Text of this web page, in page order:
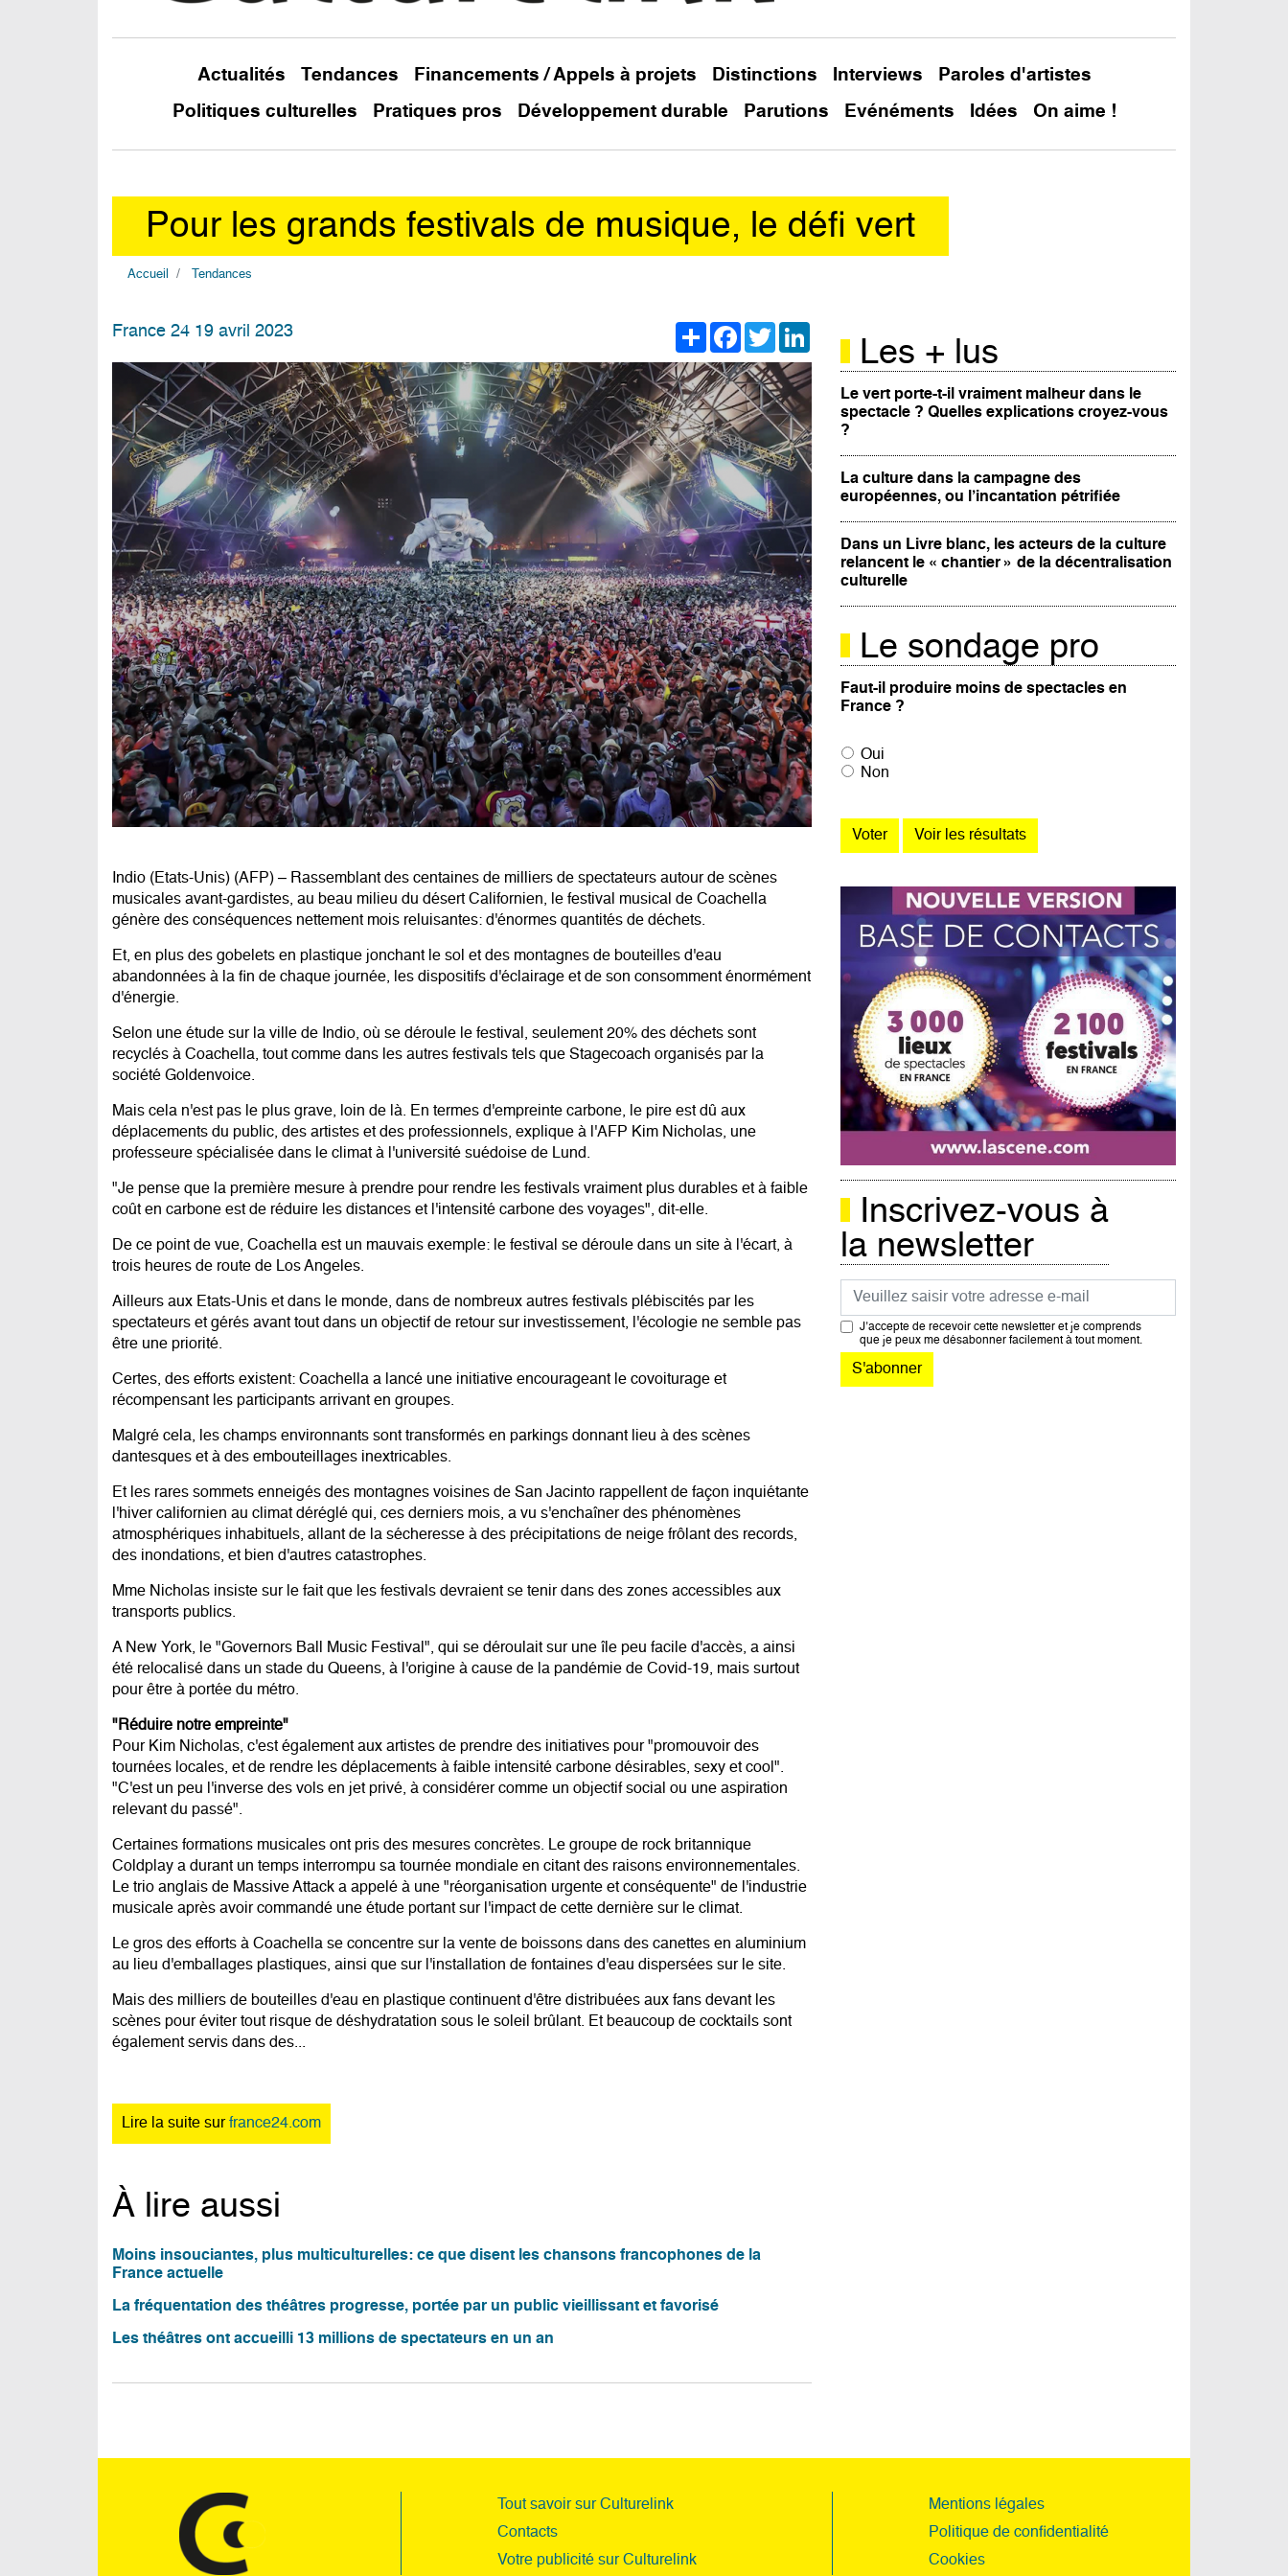
Actualités Tendances Financements / Appels à projets Distinctions Interviews
Paroles d'artistes
Politiques culturelles
Pratiques pros Développement durable Parutions Evénéments Idées On aime !
Pour les grands festivals de musique, le défi vert
Accueil Tendances
ShareFacebook
Twitter
France 24 19 avril 2023
Indio (Etats-Unis) (AFP) – Rassemblant des centaines de milliers de spectateurs autour de scènes
musicales avant-gardistes, au beau milieu du désert Californien, le festival musical de Coachella
génère des conséquences nettement mois reluisantes: d'énormes quantités de déchets.
Et, en plus des gobelets en plastique jonchant le sol et des montagnes de bouteilles d'eau
abandonnées à la fin de chaque journée, les dispositifs d'éclairage et de son consomment énormément
d'énergie.
Selon une étude sur la ville de Indio, où se déroule le festival, seulement 20% des déchets sont
recyclés à Coachella, tout comme dans les autres festivals tels que Stagecoach organisés par la
société Goldenvoice.
Mais cela n'est pas le plus grave, loin de là. En termes d'empreinte carbone, le pire est dû aux
déplacements du public, des artistes et des professionnels, explique à l'AFP Kim Nicholas, une
professeure spécialisée dans le climat à l'université suédoise de Lund.
"Je pense que la première mesure à prendre pour rendre les festivals vraiment plus durables et à faible
coût en carbone est de réduire les distances et l'intensité carbone des voyages", dit-elle.
De ce point de vue, Coachella est un mauvais exemple: le festival se déroule dans un site à l'écart, à
trois heures de route de Los Angeles.
Ailleurs aux Etats-Unis et dans le monde, dans de nombreux autres festivals plébiscités par les
spectateurs et gérés avant tout dans un objectif de retour sur investissement, l'écologie ne semble pas
être une priorité.
Certes, des efforts existent: Coachella a lancé une initiative encourageant le covoiturage et
récompensant les participants arrivant en groupes.
Malgré cela, les champs environnants sont transformés en parkings donnant lieu à des scènes
dantesques et à des embouteillages inextricables.
Et les rares sommets enneigés des montagnes voisines de San Jacinto rappellent de façon inquiétante
l'hiver californien au climat déréglé qui, ces derniers mois, a vu s'enchaîner des phénomènes
atmosphériques inhabituels, allant de la sécheresse à des précipitations de neige frôlant des records,
des inondations, et bien d'autres catastrophes.
Mme Nicholas insiste sur le fait que les festivals devraient se tenir dans des zones accessibles aux
transports publics.
A New York, le "Governors Ball Music Festival", qui se déroulait sur une île peu facile d'accès, a ainsi
été relocalisé dans un stade du Queens, à l'origine à cause de la pandémie de Covid-19, mais surtout
pour être à portée du métro.
"Réduire notre empreinte"
Pour Kim Nicholas, c'est également aux artistes de prendre des initiatives pour "promouvoir des
tournées locales, et de rendre les déplacements à faible intensité carbone désirables, sexy et cool".
"C'est un peu l'inverse des vols en jet privé, à considérer comme un objectif social ou une aspiration
relevant du passé".
Certaines formations musicales ont pris des mesures concrètes. Le groupe de rock britannique
Coldplay a durant un temps interrompu sa tournée mondiale en citant des raisons environnementales.
Le trio anglais de Massive Attack a appelé à une "réorganisation urgente et conséquente" de l'industrie
musicale après avoir commandé une étude portant sur l'impact de cette dernière sur le climat.
Le gros des efforts à Coachella se concentre sur la vente de boissons dans des canettes en aluminium
au lieu d'emballages plastiques, ainsi que sur l'installation de fontaines d'eau dispersées sur le site.
Mais des milliers de bouteilles d'eau en plastique continuent d'être distribuées aux fans devant les
scènes pour éviter tout risque de déshydratation sous le soleil brûlant. Et beaucoup de cocktails sont
également servis dans des...
Lire la suite surfrance24.com
À lire aussi
Moins insouciantes, plus multiculturelles: ce que disent les chansons francophones de la
France actuelle
La fréquentation des théâtres progresse, portée par un public vieillissant et favorisé
Les théâtres ont accueilli 13 millions de spectateurs en un an
Les + lus
Le vert porte-t-il vraiment malheur dans le
spectacle ? Quelles explications croyez-vous
?
La culture dans la campagne des
européennes, ou l’incantation pétrifiée
Dans un Livre blanc, les acteurs de la culture
relancent le « chantier » de la décentralisation
culturelle
Le sondage pro
Faut-il produire moins de spectacles en
France ?
Oui
Non
Inscrivez-vous à
la newsletter
Courriel
J’accepte de recevoir cette newsletter et je comprends
que je peux me désabonner facilement à tout moment.
Tout savoir sur Culturelink
Contacts
Votre publicité sur Culturelink
Mentions légales
Politique de confidentialité
Cookies